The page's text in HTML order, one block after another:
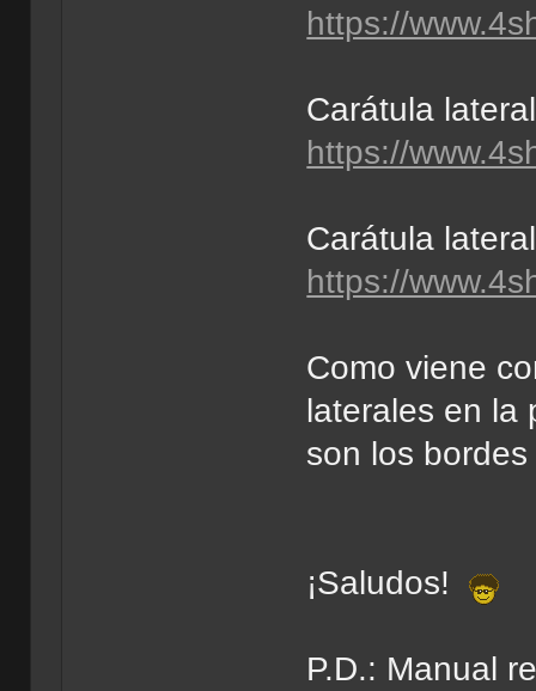
https://
Carátula
https://
Carátula
https://
Como viene
laterales en la
son los
¡Saludos!
P.D.: Manual